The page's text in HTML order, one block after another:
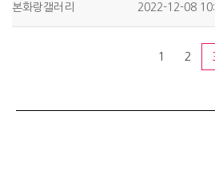
본화랑갤러리 2022-12-08
1 2